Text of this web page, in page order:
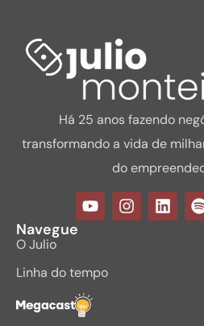
Há 25 anos fazendo
transformando a vida de
do
Navegue
O Julio
Linha do tempo
Megacast